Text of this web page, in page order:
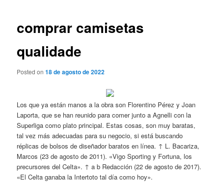
comprar camisetas
qualidade
Posted on18 de agosto de 2022
Los que ya están manos a la obra son Florentino Pérez y Joan
Laporta, que se han reunido para comer junto a Agnelli con la
Superliga como plato principal. Estas cosas, son muy baratas,
tal vez más adecuadas para su negocio, si está buscando
réplicas de bolsos de diseñador baratos en línea. ↑ L. Bacariza,
Marcos (23 de agosto de 2011). «Vigo Sporting y Fortuna, los
precursores del Celta». ↑ a b Redacción (22 de agosto de 2017).
«El Celta ganaba la Intertoto tal día como hoy».